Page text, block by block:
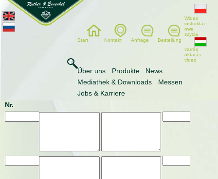
Start Kontakt Anfrage Bestellung
Wideo
instruktaż
owe
szycia
varrás
oktatás
video
Über uns Produkte
News
Mediathek & Downloads
Messen
Jobs & Karriere
Bestellung
Nr.
Bezeichnung Bemerkungen